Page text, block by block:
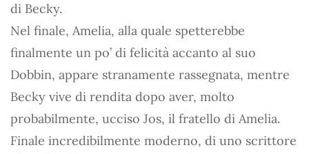
di Becky.
Nel finale, Amelia, alla quale spetterebbe
finalmente un po’ di felicità accanto al suo
Dobbin, appare stranamente rassegnata, mentre
Becky vive di rendita dopo aver, molto
probabilmente, ucciso Jos, il fratello di Amelia.
Finale incredibilmente moderno, di uno scrittore